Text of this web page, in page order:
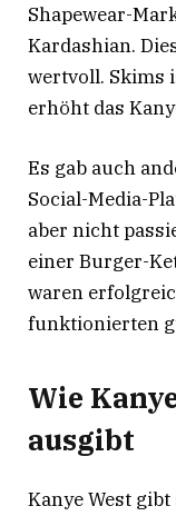
Shapewear-
Kardashian.
wertvoll. Skims
erhöht das
Es gab auch
Social-Media-
aber nicht
einer Burger-
waren
funktionierten
Wie
ausgibt
Kanye West